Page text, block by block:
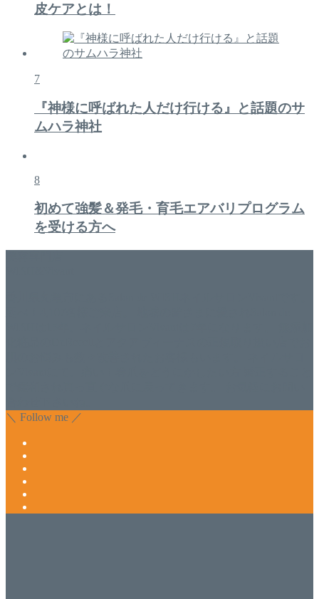
皮ケアとは！
7
『神様に呼ばれた人だけ行ける』と話題のサ
ムハラ神社
8
初めて強髪＆発毛・育毛エアバリプログラム
を受ける方へ
＼ Follow me ／